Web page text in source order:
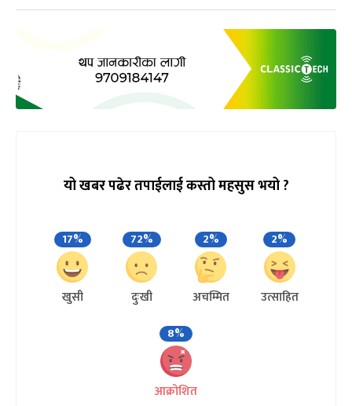
यो खबर पढेर तपाईलाई कस्तो महसुस भयो ?
17%
खुसी
72%
दुःखी
2%
अचम्मित
2%
उत्साहित
8%
आक्रोशित